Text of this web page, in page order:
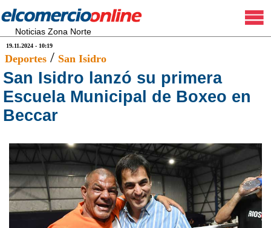
Noticias Zona Norte
19.11.2024 - 10:19
Deportes / San Isidro
San Isidro lanzó su primera
Escuela Municipal de Boxeo en
Beccar